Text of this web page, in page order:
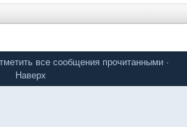
все сообщения прочитанными ·
Наверх